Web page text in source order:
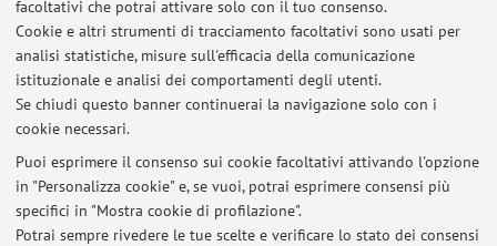
facoltativi che potrai attivare solo con il tuo consenso.
Cookie e altri strumenti di tracciamento facoltativi sono usati per
analisi statistiche, misure sull'efficacia della comunicazione
istituzionale e analisi dei comportamenti degli utenti.
Se chiudi questo banner continuerai la navigazione solo con i
cookie necessari.
Puoi esprimere il consenso sui cookie facoltativi attivando l'opzione
in "Personalizza cookie" e, se vuoi, potrai esprimere consensi più
specifici in "Mostra cookie di profilazione".
Potrai sempre rivedere le tue scelte e verificare lo stato dei consensi
Ultimi avvisi
Start of 95261 - SPANISH LANGUAGE on 11th February
Pubblicato il: 08 febbraio 2026
Revisione prova 28 gennaio
Pubblicato il: 28 gennaio 2026
INICIO CLASES LECTORADO SPOSI, SVIC, IIRR - 16 SEPTIEMBRE